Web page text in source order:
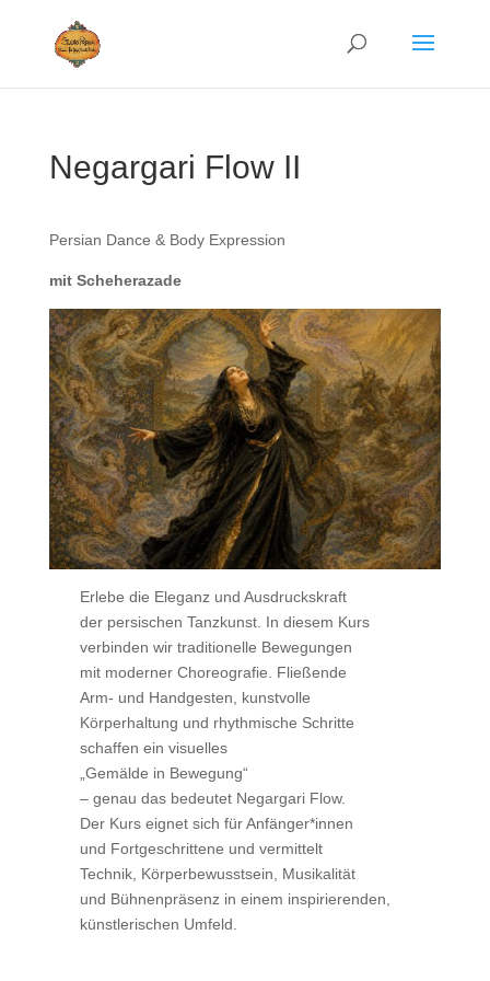
Negargari Flow II
Persian Dance & Body Expression
mit Scheherazade
Erlebe die Eleganz und Ausdruckskraft
der persischen Tanzkunst. In diesem Kurs
verbinden wir traditionelle Bewegungen
mit moderner Choreografie. Fließende
Arm- und Handgesten, kunstvolle
Körperhaltung und rhythmische Schritte
schaffen ein visuelles
„Gemälde in Bewegung“
– genau das bedeutet Negargari Flow.
Der Kurs eignet sich für Anfänger*innen
und Fortgeschrittene und vermittelt
Technik, Körperbewusstsein, Musikalität
und Bühnenpräsenz in einem inspirierenden,
künstlerischen Umfeld.